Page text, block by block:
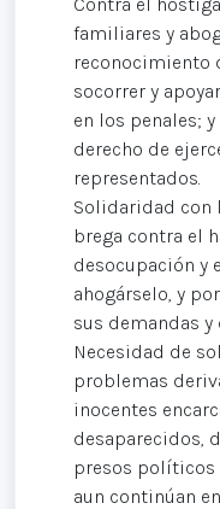
familiares y
reconocimiento
socorrer y
en los penales;
derecho de
representados.
Solidaridad con
brega contra el
desocupación y
ahogárselo, y
sus demandas
Necesidad de
problemas
inocentes
desaparecidos,
presos políticos
aun continúan